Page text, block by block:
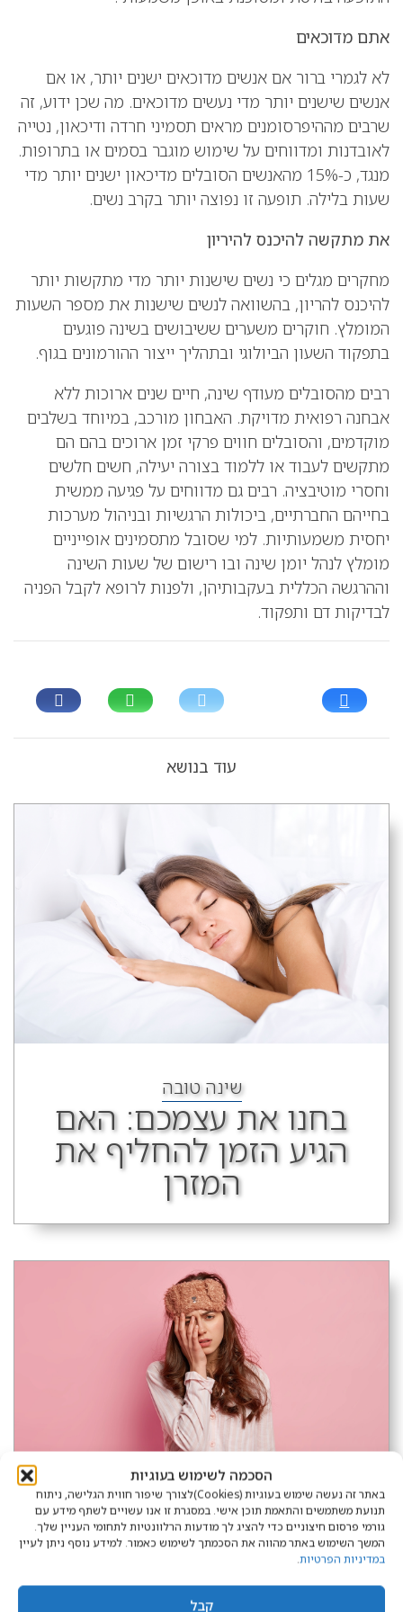
הסכמה לשימוש בעוגיות
באתר זה נעשה שימוש בעוגיות (Cookies)לצורך שיפור חווית הגלישה, ניתוח
תנועת משתמשים והתאמת תוכן אישי. במסגרת זו אנו עשויים לשתף מידע עם
גורמי פרסום חיצוניים כדי להציג לך מודעות הרלוונטיות לתחומי העניין שלך.
המשך השימוש באתר מהווה את הסכמתך לשימוש כאמור. למידע נוסף ניתן לעיין
במדיניות הפרטיות.
קבל
אתם מדוכאים
לא לגמרי ברור אם אנשים מדוכאים ישנים יותר, או אם
אנשים שישנים יותר מדי נעשים מדוכאים. מה שכן ידוע, זה
שרבים מההיפרסומנים מראים תסמיני חרדה ודיכאון, נטייה
לאובדנות ומדווחים על שימוש מוגבר בסמים או בתרופות.
מנגד, כ-15% מהאנשים הסובלים מדיכאון ישנים יותר מדי
שעות בלילה. תופעה זו נפוצה יותר בקרב נשים.
את מתקשה להיכנס להיריון
מחקרים מגלים כי נשים שישנות יותר מדי מתקשות יותר
להיכנס להריון, בהשוואה לנשים שישנות את מספר השעות
המומלץ. חוקרים משערים ששיבושים בשינה פוגעים
בתפקוד השעון הביולוגי ובתהליך ייצור ההורמונים בגוף.
רבים מהסובלים מעודף שינה, חיים שנים ארוכות ללא
אבחנה רפואית מדויקת. האבחון מורכב, במיוחד בשלבים
מוקדמים, והסובלים חווים פרקי זמן ארוכים בהם הם
מתקשים לעבוד או ללמוד בצורה יעילה, חשים חלשים
וחסרי מוטיבציה. רבים גם מדווחים על פגיעה ממשית
בחייהם החברתיים, ביכולות הרגשיות ובניהול מערכות
יחסית משמעותיות. למי שסובל מתסמינים אופייניים
מומלץ לנהל יומן שינה ובו רישום של שעות השינה
וההרגשה הכללית בעקבותיהן, ולפנות לרופא לקבל הפניה
לבדיקות דם ותפקוד.
עוד בנושא
שינה טובה
בחנו את עצמכם: האם
הגיע הזמן להחליף את
המזרן
שינה טובה
ליל שימורים: 10 המכות